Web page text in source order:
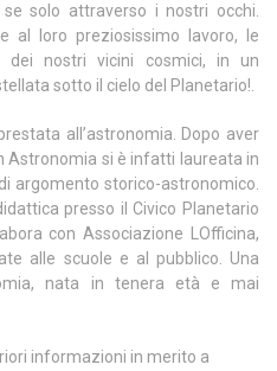
solo attraverso i nostri occhi.
al loro preziosissimo lavoro, le
dei nostri vicini cosmici, in un
sotto il cielo del Planetario!.
all’astronomia. Dopo aver
Astronomia si è infatti laureata in
argomento storico-astronomico.
presso il Civico Planetario
con Associazione LOfficina,
alle scuole e al pubblico. Una
nata in tenera età e mai
informazioni in merito a